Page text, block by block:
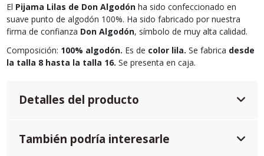
El Pijama Lilas de Don Algodónha sido confeccionado en
suave punto de algodón 100%. Ha sido fabricado por nuestra
firma de confianza Don Algodón, símbolo de muy alta calidad.
Composición: 100% algodón. Es de color lila. Se fabrica desde
la talla 8 hasta la talla 16. Se presenta en caja.
Detalles del producto
También podría interesarle